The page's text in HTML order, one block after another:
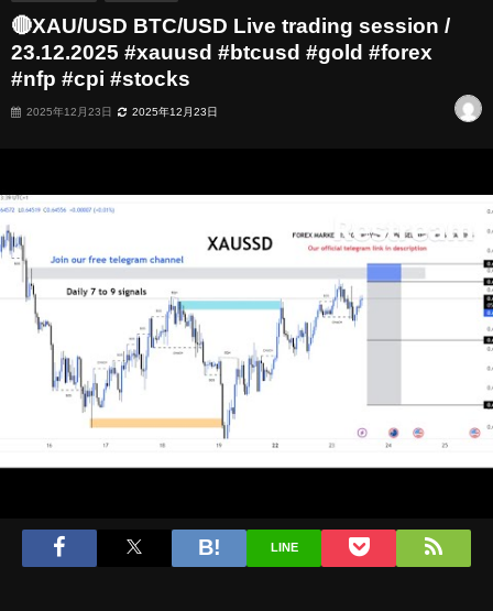
🔴XAU/USD BTC/USD Live trading session /
23.12.2025 #xauusd #btcusd #gold #forex
#nfp #cpi #stocks
2025年12月23日 2025年12月23日
LINE